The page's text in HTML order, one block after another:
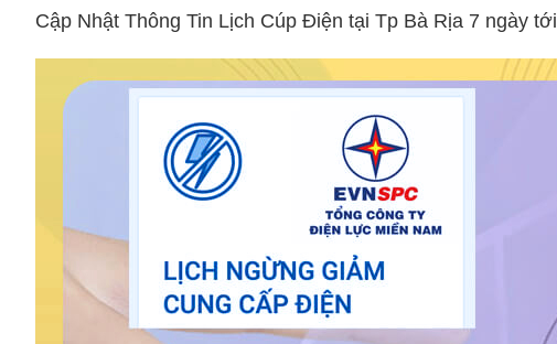
Cập Nhật Thông Tin Lịch Cúp Điện tại Tp Bà Rịa 7 ngày tới